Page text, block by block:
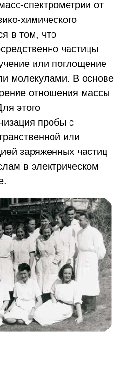
спектрометрии от
химического
в том, что
частицы
или поглощение
молекулами. В основе
отношения массы
этого
пробы с
или
заряженных частиц
в электрическом